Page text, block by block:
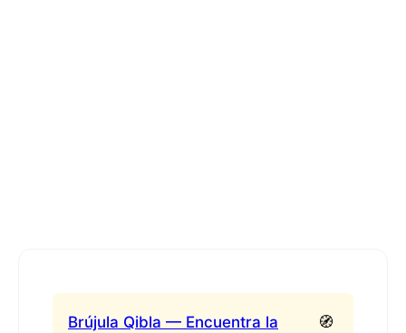
Brújula Qibla — Encuentra la
🧭